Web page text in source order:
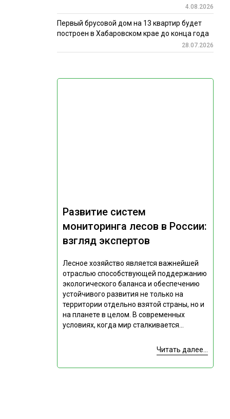
Развитие систем
мониторинга лесов в России:
взгляд экспертов
Лесное хозяйство является важнейшей
отраслью способствующей поддержанию
экологического баланса и обеспечению
устойчивого развития не только на
территории отдельно взятой страны, но и
на планете в целом. В современных
условиях, когда мир сталкивается...
Читать далее...
4.08.2026
Первый брусовой дом на 13 квартир будет
построен в Хабаровском крае до конца года
28.07.2026